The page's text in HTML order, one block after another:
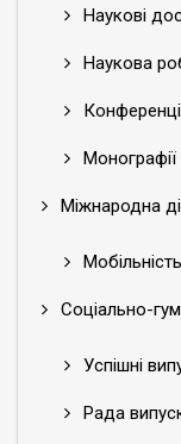
Наукові
Наукова
Монографії
Міжнародна
Соціально-
Успішні
Рада